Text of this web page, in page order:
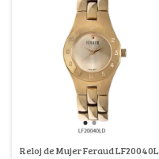
Reloj de Mujer Feraud LF20040L